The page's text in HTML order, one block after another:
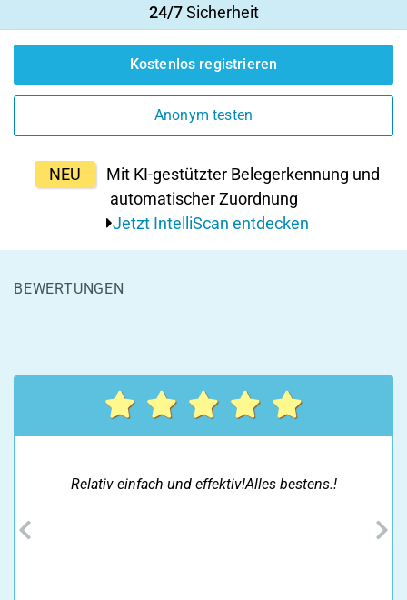
24/7Sicherheit
Kostenlos registrieren
Anonym testen
NEU
Mit KI-gestützter Belegerkennung und
automatischer Zuordnung
Jetzt IntelliScan entdecken
BEWERTUNGEN
Relativ einfach und effektiv!Alles bestens.!